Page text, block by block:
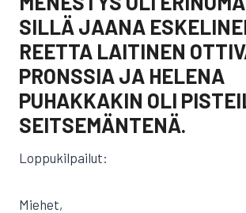
SILLÄ JAANA
REETTA LAITINEN
PRONSSIA JA HELENA
PUHAKKAKIN OLI
SEITSEMÄNTENÄ.
Loppukilpailut:
Miehet,